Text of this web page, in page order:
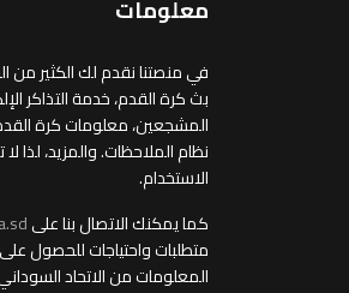
معلومات
في منصتنا نقدم لك الكثير من
بث كرة القدم، خدمة التذاكر
المشجعين، معلومات كرة القدم
نظام الملاحظات. والمزيد، لذا
الاستخدام.
كما يمكنك الاتصال بنا على
متطلبات واحتياجات للحصول
المعلومات من الاتحاد